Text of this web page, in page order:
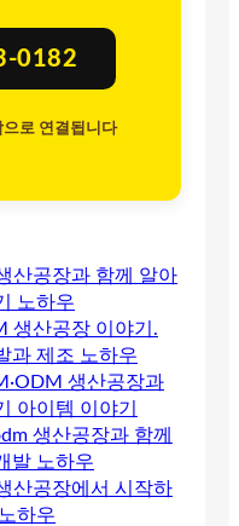
0182
로 연결됩니다
산공장과 함께 알아
노하우
생산공장 이야기.
과 제조 노하우
생산공장과
아이템 이야기
생산공장과 함께
발 노하우
산공장에서 시작하
하우